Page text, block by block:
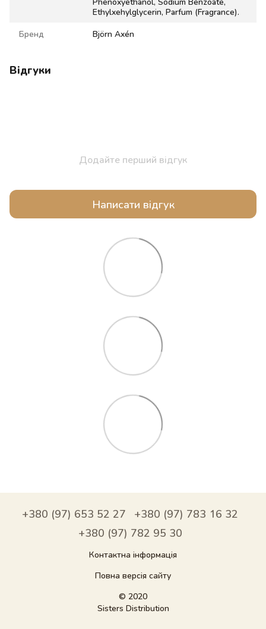
Ethylxehylglycerin, Parfum (Fragrance).
Бренд Björn Axén
Відгуки
Додайте перший відгук
Написати відгук
+380 (97) 653 52 27
+380 (97) 783 16 32
+380 (97) 782 95 30
Контактна інформація
Повна версія сайту
© 2020
Sisters Distribution